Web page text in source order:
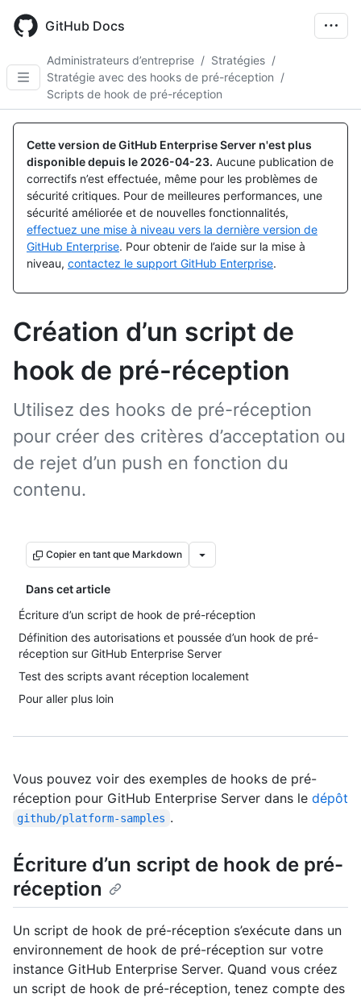
main
GitHub Docs
Administrateurs d’entreprise / Stratégies /
Stratégie avec des hooks de pré-réception /
Scripts de hook de pré-réception
Cette version de GitHub Enterprise Server n'est plus
disponible depuis le 2026-04-23. Aucune publication de
correctifs n’est effectuée, même pour les problèmes de
sécurité critiques. Pour de meilleures performances, une
sécurité améliorée et de nouvelles fonctionnalités,
effectuez une mise à niveau vers la dernière version de
GitHub Enterprise. Pour obtenir de l’aide sur la mise à
niveau, contactez le support GitHub Enterprise.
Création d’un script de
hook de pré-réception
Utilisez des hooks de pré-réception
pour créer des critères d’acceptation ou
de rejet d’un push en fonction du
contenu.
Copier en tant que Markdown
Dans cet article
Écriture d’un script de hook de pré-réception
Définition des autorisations et poussée d’un hook de pré-
réception sur GitHub Enterprise Server
Test des scripts avant réception localement
Pour aller plus loin
Vous pouvez voir des exemples de hooks de pré-
réception pour GitHub Enterprise Server dans le dépôt
github/platform-samples .
Écriture d’un script de hook de pré-
réception
Un script de hook de pré-réception s’exécute dans un
environnement de hook de pré-réception sur votre
instance GitHub Enterprise Server. Quand vous créez
un script de hook de pré-réception, tenez compte des